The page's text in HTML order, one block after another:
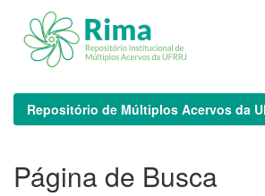
Repositório de Múltiplos Acervos da
Página de Busca